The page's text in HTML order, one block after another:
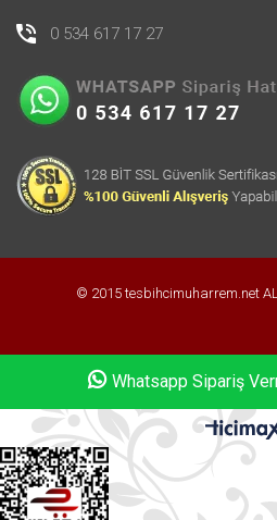
Whatsapp Sipariş
0 534 617 17 27
© 2015 tesbihcimuharrem.net
Whatsapp Sipariş